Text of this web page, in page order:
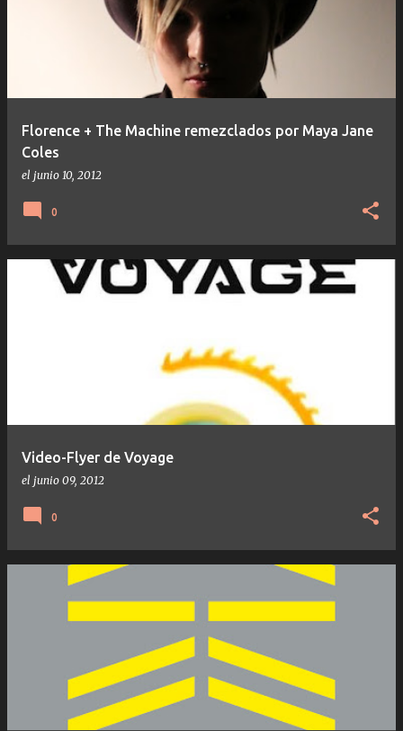
Florence + The Machine remezclados por Maya Jane
Coles
el junio 10, 2012
0
Video-Flyer de Voyage
el junio 09, 2012
0